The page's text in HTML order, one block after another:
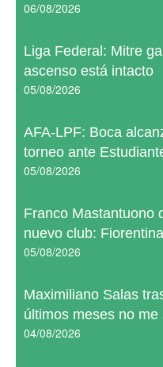
06/08/2026
Liga Federal: Mitre
ascenso está intacto
05/08/2026
AFA-LPF: Boca
torneo ante
05/08/2026
Franco Mastantuono
nuevo club:
05/08/2026
Maximiliano Salas
últimos meses no me
04/08/2026